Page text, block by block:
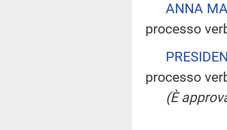
ANNA
processo
processo
(È